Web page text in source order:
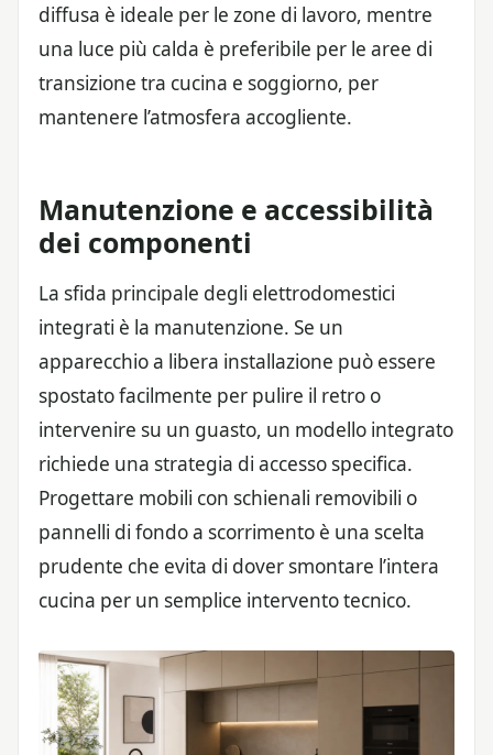
diffusa è ideale per le zone di lavoro, mentre
una luce più calda è preferibile per le aree di
transizione tra cucina e soggiorno, per
mantenere l’atmosfera accogliente.
Manutenzione e accessibilità
dei componenti
La sfida principale degli elettrodomestici
integrati è la manutenzione. Se un
apparecchio a libera installazione può essere
spostato facilmente per pulire il retro o
intervenire su un guasto, un modello integrato
richiede una strategia di accesso specifica.
Progettare mobili con schienali removibili o
pannelli di fondo a scorrimento è una scelta
prudente che evita di dover smontare l’intera
cucina per un semplice intervento tecnico.